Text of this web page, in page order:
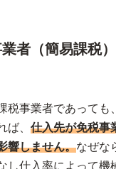
者（簡易課税
税事業者であっても
ば、 仕入先が免税事
響しません。なぜな
し仕入率によって機